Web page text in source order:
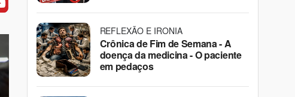
REFLEXÃO E IRONIA
Crônica de Fim de Semana - A
doença da medicina - O paciente
em pedaços